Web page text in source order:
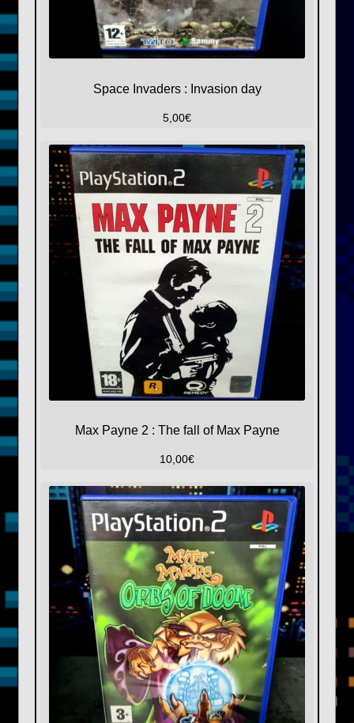
Space Invaders : Invasion day
5,00€
Max Payne 2 : The fall of Max Payne
10,00€